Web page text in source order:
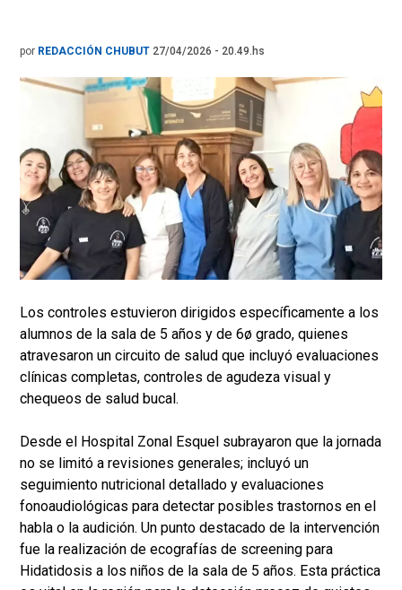
por REDACCIÓN CHUBUT 27/04/2026 - 20.49.hs
Los controles estuvieron dirigidos específicamente a los
alumnos de la sala de 5 años y de 6ø grado, quienes
atravesaron un circuito de salud que incluyó evaluaciones
clínicas completas, controles de agudeza visual y
chequeos de salud bucal.
Desde el Hospital Zonal Esquel subrayaron que la jornada
no se limitó a revisiones generales; incluyó un
seguimiento nutricional detallado y evaluaciones
fonoaudiológicas para detectar posibles trastornos en el
habla o la audición. Un punto destacado de la intervención
fue la realización de ecografías de screening para
Hidatidosis a los niños de la sala de 5 años. Esta práctica